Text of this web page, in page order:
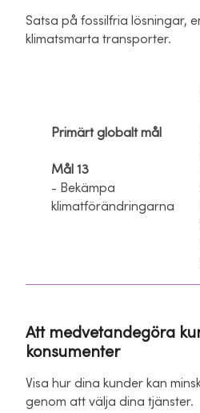
Satsa på fossilfria lösningar,
klimatsmarta transporter.
Primärt globalt mål
Mål 13
- Bekämpa
klimatförändringarna
Att medvetandegöra
konsumenter
Visa hur dina kunder kan
genom att välja dina tjänster.